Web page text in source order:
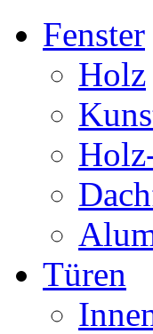
Fenster
Holz
Türen